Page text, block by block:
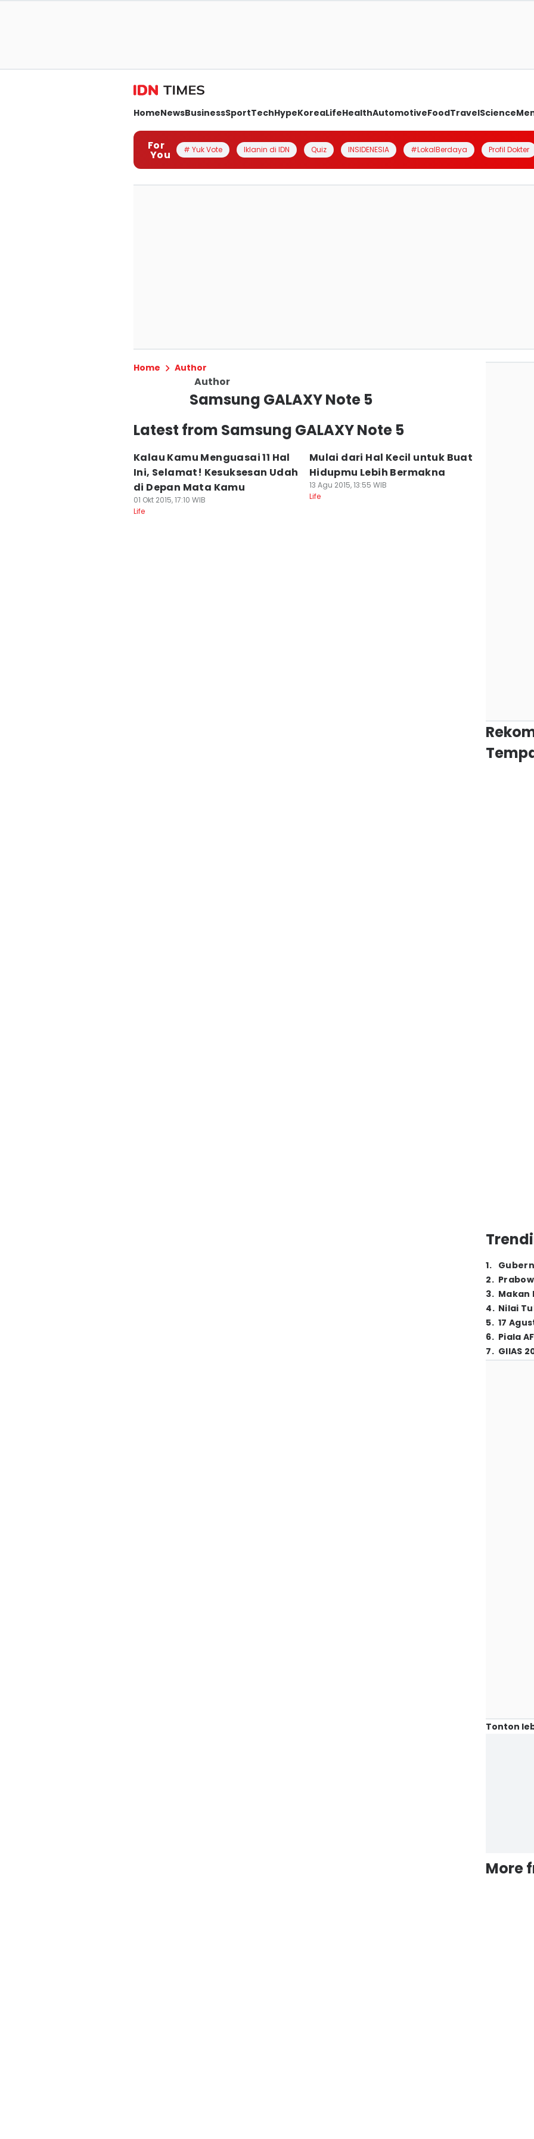
HomeNewsBusinessSportTechHypeKoreaLifeHealthAutomotiveFoodTravelScience
For
You # Yuk Vote Iklanin di IDN Quiz INSIDENESIA #LokalBerdaya Profil Dokter
Home Author
Author
Samsung GALAXY Note 5
Latest from Samsung GALAXY Note 5
Kalau Kamu Menguasai 11 Hal
Ini, Selamat! Kesuksesan Udah
di Depan Mata Kamu
01 Okt 2015, 17:10 WIB
Life
Mulai dari Hal Kecil untuk Buat
Hidupmu Lebih Bermakna
13 Agu 2015, 13:55 WIB
Life
1.
2.
3. Makan
4. Nilai
5. 17
6. Piala
7. GIIAS
Tonton
More